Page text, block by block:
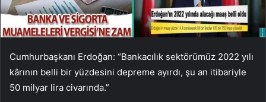
Cumhurbaşkanı Erdoğan: “Bankacılık sektörümüz 2022 yılı
kârının belli bir yüzdesini depreme ayırdı, şu an itibariyle
50 milyar lira civarında.”